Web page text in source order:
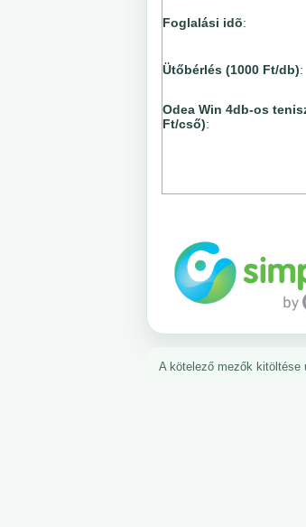
Foglalási idõ:
Ütőbérlés (1000 Ft/db):
Odea Win 4db-os
Ft/cső):
A kötelező mezők kitöltése